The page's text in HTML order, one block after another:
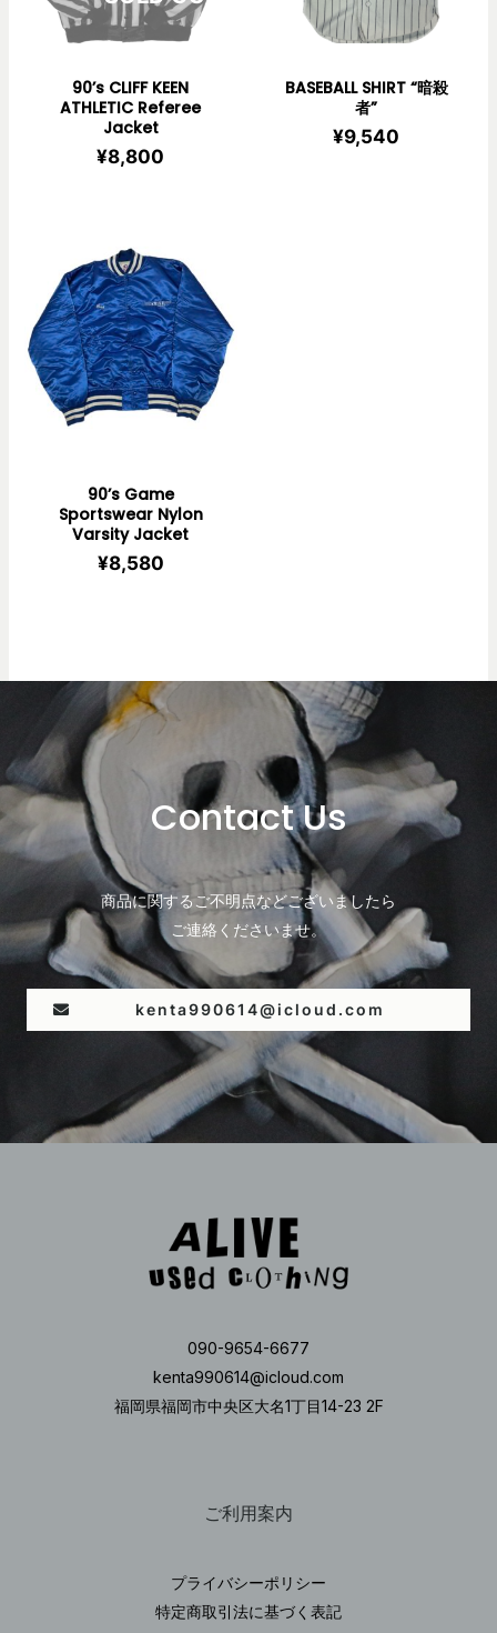
90’s CLIFF KEEN
ATHLETIC Referee
Jacket
¥8,800
BASEBALL SHIRT “暗殺
者”
¥9,540
90’s Game
Sportswear Nylon
Varsity Jacket
¥8,580
Contact Us
商品に関するご不明点などございましたら
ご連絡くださいませ。
kenta990614@icloud.com
090-9654-6677
kenta990614@icloud.com
福岡県福岡市中央区大名1丁目14-23 2F
ご利用案内
プライバシーポリシー
特定商取引法に基づく表記